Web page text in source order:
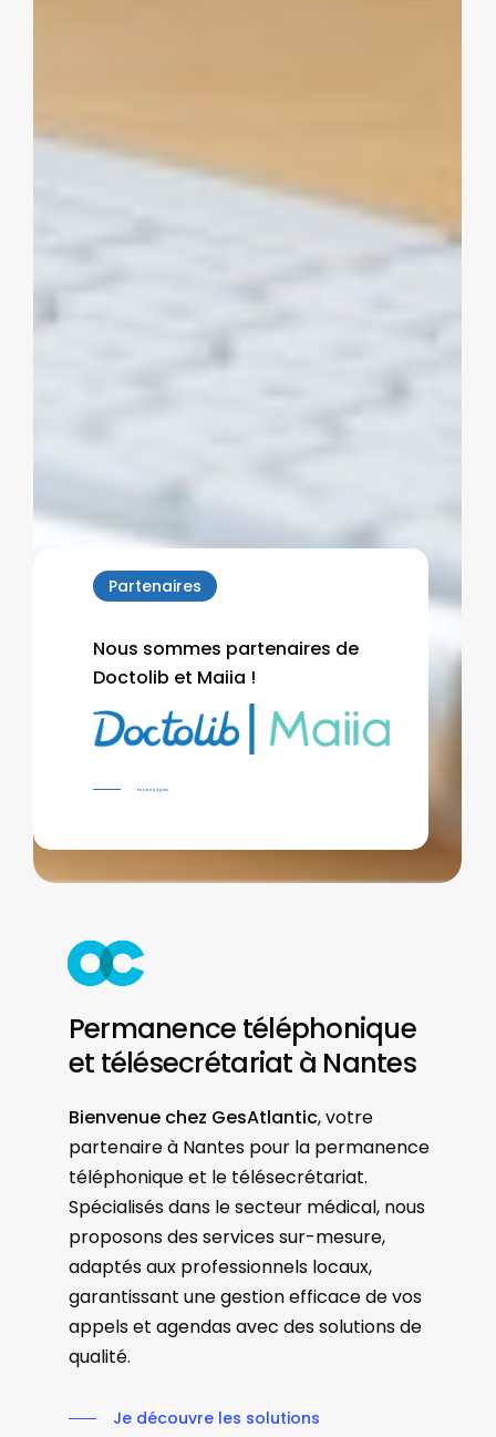
Partenaires
Nous sommes partenaires de
Doctolib et Maiia !
En savoir plus
Permanence téléphonique
et télésecrétariat à Nantes
Bienvenue chez GesAtlantic, votre
partenaire à Nantes pour la permanence
téléphonique et le télésecrétariat.
Spécialisés dans le secteur médical, nous
proposons des services sur-mesure,
adaptés aux professionnels locaux,
garantissant une gestion efficace de vos
appels et agendas avec des solutions de
qualité.
Je découvre les solutions